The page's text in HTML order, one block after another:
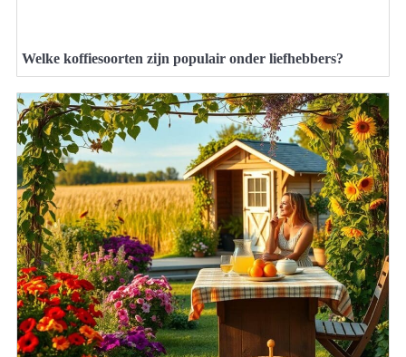
Welke koffiesoorten zijn populair onder liefhebbers?